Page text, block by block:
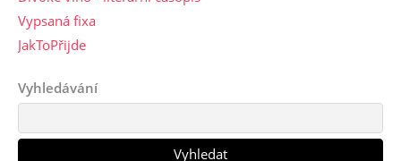
Vypsaná fixa
JakToPřijde
Vyhledávání